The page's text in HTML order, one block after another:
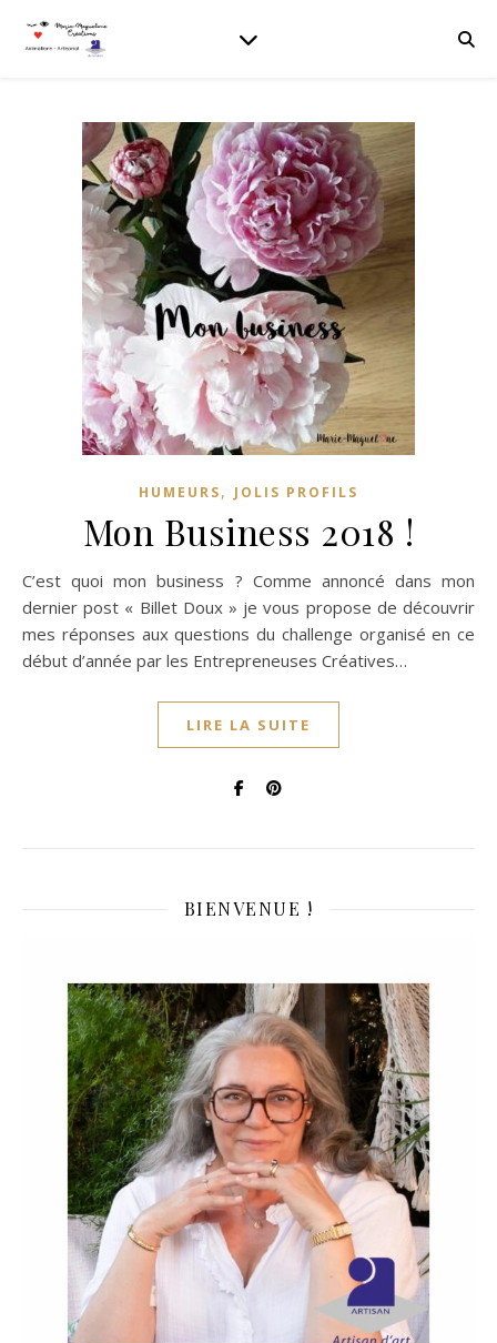
HUMEURS, JOLIS PROFILS
Mon Business 2018 !
C’est quoi mon business ? Comme annoncé dans mon
dernier post « Billet Doux » je vous propose de découvrir
mes réponses aux questions du challenge organisé en ce
début d’année par les Entrepreneuses Créatives…
LIRE LA SUITE
BIENVENUE !